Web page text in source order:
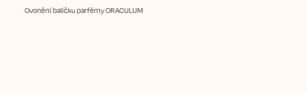
Ovonění balíčku parfémy ORACULUM